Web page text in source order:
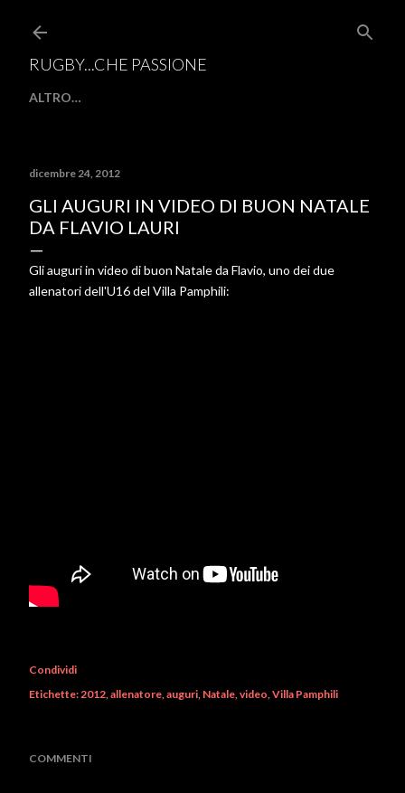
RUGBY...CHE PASSIONE
ALTRO…
dicembre 24, 2012
GLI AUGURI IN VIDEO DI BUON NATALE
DA FLAVIO LAURI
Gli auguri in video di buon Natale da Flavio, uno dei due
allenatori dell'U16 del Villa Pamphili:
Condividi
Etichette:2012 allenatore auguri Natale video Villa Pamphili
COMMENTI